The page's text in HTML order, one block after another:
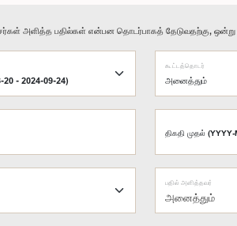
அளித்த பதில்கள் என்பன தொடர்பாகத் தேடுவதற்கு, ஒன்று
கூட்டத்தொடர்
திகதி முதல் (YYYY-
அனைத்தும்
பதில் அளித்தவர்